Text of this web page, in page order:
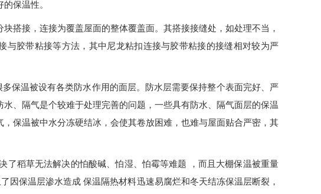
保温性。
块搭接，连接为覆盖屋面的整体覆盖面。其搭接接缝处，如处理不当，
与胶带粘接等方法，其中尼龙粘扣连接与胶带粘接的接缝相对较为严
保温被设有各类防水作用的面层。防水层需要保持整个表面完好、严
、隔气是个较难于处理完善的问题，一些具有防水、隔气面层的保温
保温被中水分冻硬结冰，会使其卷放困难，也难与屋面贴合严密，其
了稻草无法解决的怕酸碱、怕湿、怕霉等难题
，而且大棚保温被重量
因保温层渗水造成 保温隔热材料迅速易腐烂和冬天结冻保温层断裂，